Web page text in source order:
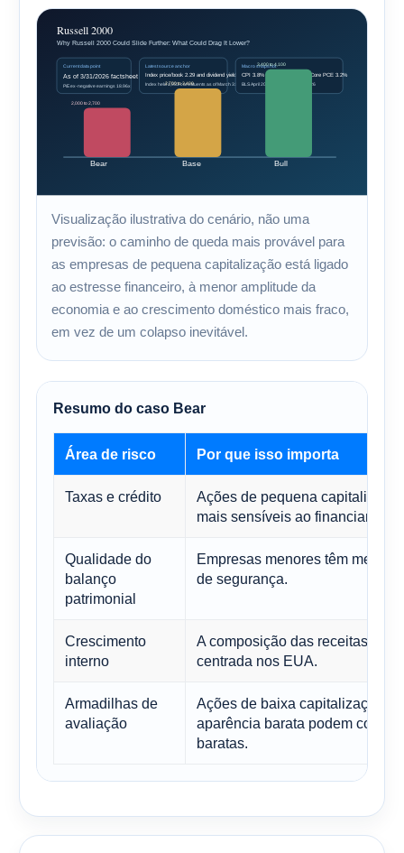
Visualização ilustrativa do cenário, não uma
previsão: o caminho de queda mais provável para
as empresas de pequena capitalização está ligado
ao estresse financeiro, à menor amplitude da
economia e ao crescimento doméstico mais fraco,
em vez de um colapso inevitável.
Resumo do caso Bear
Área de risco Por que isso importa
Taxas e crédito
Ações de pequena
mais sensíveis ao
Qualidade do
balanço
patrimonial
Empresas menores têm menos
de segurança.
Crescimento
interno
A composição das receitas é
centrada nos EUA.
Armadilhas de
avaliação
Ações de baixa capitalização
aparência barata podem
baratas.